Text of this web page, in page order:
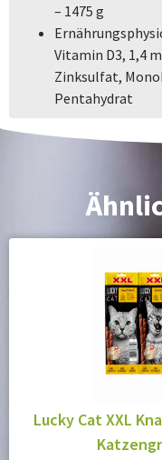
– 1475 g
Vitamin D3, 1,4
Zinksulfat,
Pentahydrat
Lucky Cat XXL